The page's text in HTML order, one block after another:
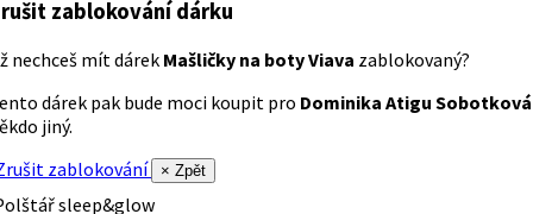
zablokování dárku
nechceš mít dárek Mašličky na boty Viava zablokovaný?
dárek pak bude moci koupit pro Dominika Atigu Sobotková
jiný.
zablokování
× Zpět